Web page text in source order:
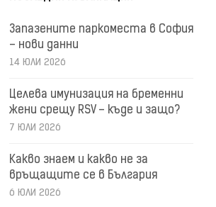
Запазените паркоместа в София
– нови данни
14 ЮЛИ 2026
Целева имунизация на бременни
жени срещу RSV – къде и защо?
7 ЮЛИ 2026
Какво знаем и какво не за
връщащите се в България
6 ЮЛИ 2026